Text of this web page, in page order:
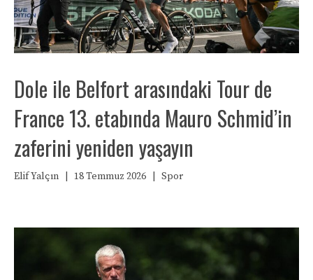
Dole ile Belfort arasındaki Tour de
France 13. etabında Mauro Schmid’in
zaferini yeniden yaşayın
Elif Yalçın 18 Temmuz 2026 Spor